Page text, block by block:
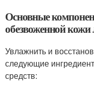
Основные
обезвоженной
Увлажнить и
следующие
средств: